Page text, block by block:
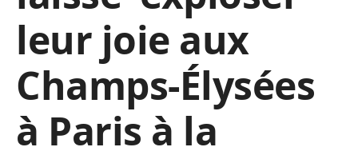
leur joie aux
Champs-Élysées
à Paris à la